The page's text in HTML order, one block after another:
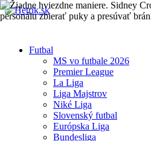
Futbal
MS vo futbale 2026
Premier League
La Liga
Liga Majstrov
Niké Liga
Slovenský futbal
Európska Liga
Bundesliga